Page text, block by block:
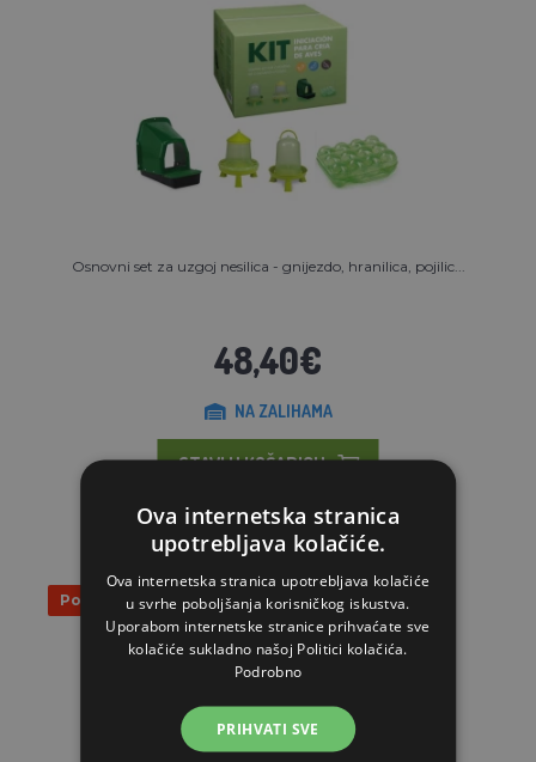
Osnovni set za uzgoj nesilica - gnijezdo, hranilica, pojilic...
48,40€
NA ZALIHAMA
STAVI U KOŠARICU
Popust 20%
Ova internetska stranica
upotrebljava kolačiće.
Ova internetska stranica upotrebljava kolačiće
u svrhe poboljšanja korisničkog iskustva.
Uporabom internetske stranice prihvaćate sve
kolačiće sukladno našoj Politici kolačića.
Podrobno
PRIHVATI SVE